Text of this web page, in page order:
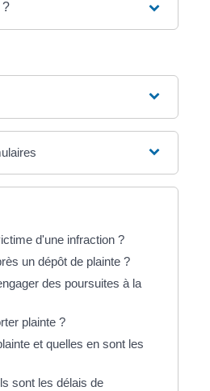
?
d'une infraction ?
un dépôt de plainte ?
des poursuites à la
plainte ?
et quelles en sont les
sont les délais de